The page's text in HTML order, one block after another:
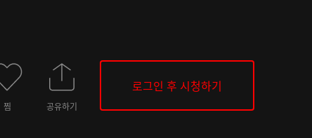
찜 공유하기
로그인 후 시청하기